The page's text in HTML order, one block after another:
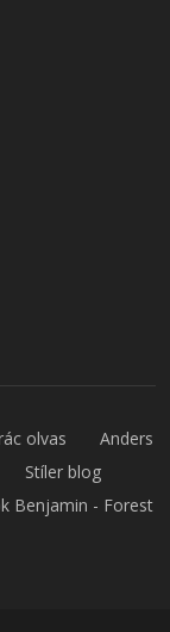
olvas
Anders
Stíler blog
Benjamin - Forest